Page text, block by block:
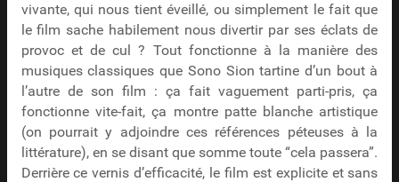
vivante, qui nous tient éveillé, ou simplement le fait que
le film sache habilement nous divertir par ses éclats de
provoc et de cul ? Tout fonctionne à la manière des
musiques classiques que Sono Sion tartine d’un bout à
l’autre de son film : ça fait vaguement parti-pris, ça
fonctionne vite-fait, ça montre patte blanche artistique
(on pourrait y adjoindre ces références péteuses à la
littérature), en se disant que somme toute “cela passera”.
Derrière ce vernis d’efficacité, le film est explicite et sans